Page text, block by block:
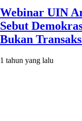
Webinar UIN
Sebut
Bukan
1 tahun yang lalu